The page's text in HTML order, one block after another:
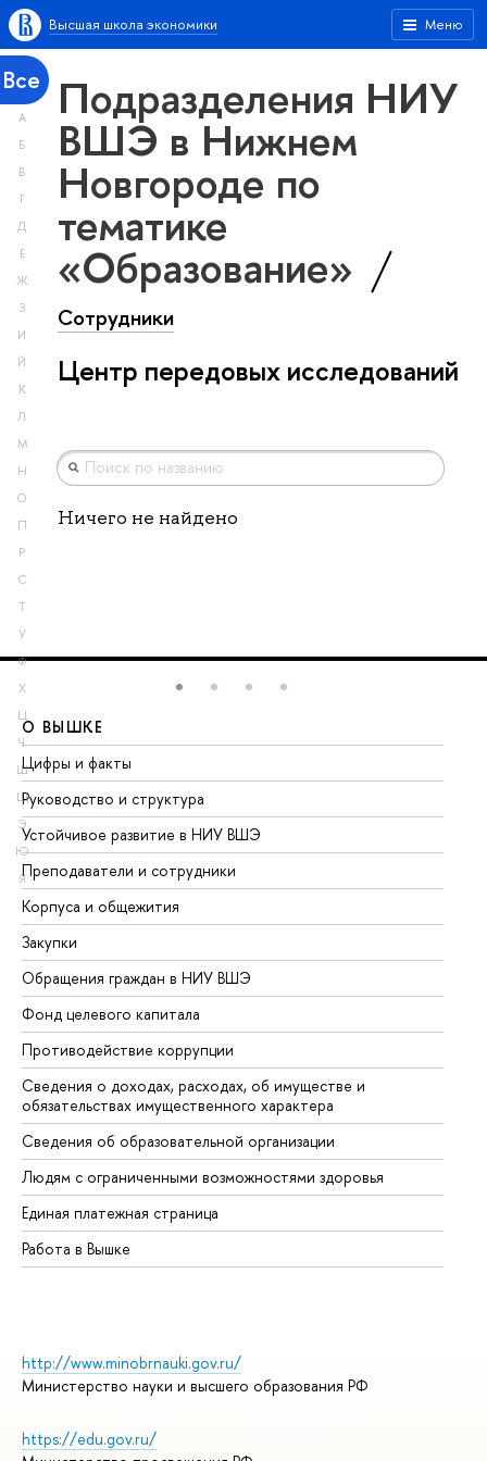
Меню
Высшая школа экономики
Все
А
Б
В
Г
Д
Е
Ж
З
И
Й
К
Л
М
Н
О
П
Р
С
Т
У
Ф
Х
Ц
Ч
Ш
Щ
Э
Ю
Я
Подразделения НИУ
ВШЭ в Нижнем
Новгороде по
тематике
«Образование»
Сотрудники
Центр передовых исследований
Ничего не найдено
О ВЫШКЕ
Цифры и факты
Руководство и структура
Устойчивое развитие в НИУ ВШЭ
Преподаватели и сотрудники
Корпуса и общежития
Закупки
Обращения граждан в НИУ ВШЭ
Фонд целевого капитала
Противодействие коррупции
Сведения о доходах, расходах, об имуществе и
обязательствах имущественного характера
Сведения об образовательной организации
Людям с ограниченными возможностями здоровья
Единая платежная страница
Работа в Вышке
http://www.minobrnauki.gov.ru/
Министерство науки и высшего образования РФ
https://edu.gov.ru/